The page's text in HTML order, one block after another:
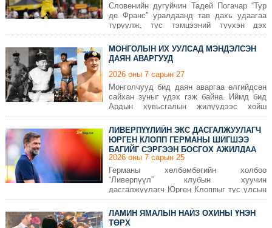
Словенийн дугуйчин Тадей Погачар “Тур
де Франс” уралдаанд тав дахь удаагаа
түрүүлж, тус тэмцээний түүхэн дэх
хамгийн олон түрүүтэй дугуйчдын
эгнээнд нэгдлээ.
МОНГОЛЫН ИХ УУЛСАД МЭНДЭЛСЭН
ДАЯН АВАРГУУД
2026 оны 7 сарын 27
Монголчууд бид даян аваргаа өлгийдсөн
сайхан зуныг үдэх гэж байна. Иймд бид
Ардын хувьсгалын жилүүдээс хойш
Монголын их уулсдаа мэндсэлсэн
ДӨРВӨН даян аваргыг танилцуулж байна.
ЛИВЕРПҮҮЛИЙН ЭКС ДАСГАЛЖУУЛАГЧ
ЮРГЕН КЛОПП ГЕРМАНЫ ШИГШЭЭ
БАГИЙГ СЭРГЭЭН БОСГОХ АЖИЛДАА
ОРЛОО
2026 оны 7 сарын 25
Германы хөлбөмбөгийн холбоо
“Ливерпүүл” клубын хуучин
дасгалжуулагч Юрген Клоппыг тус улсын
эрэгтэйчүүдийн шигшээ багийн шинэ
ерөнхий дасгалжуулагчаар томилжээ.
ЛАМИН ЯМАЛЫН НАЙЗ ОХИНЫ ҮНЭН
ТӨРХ